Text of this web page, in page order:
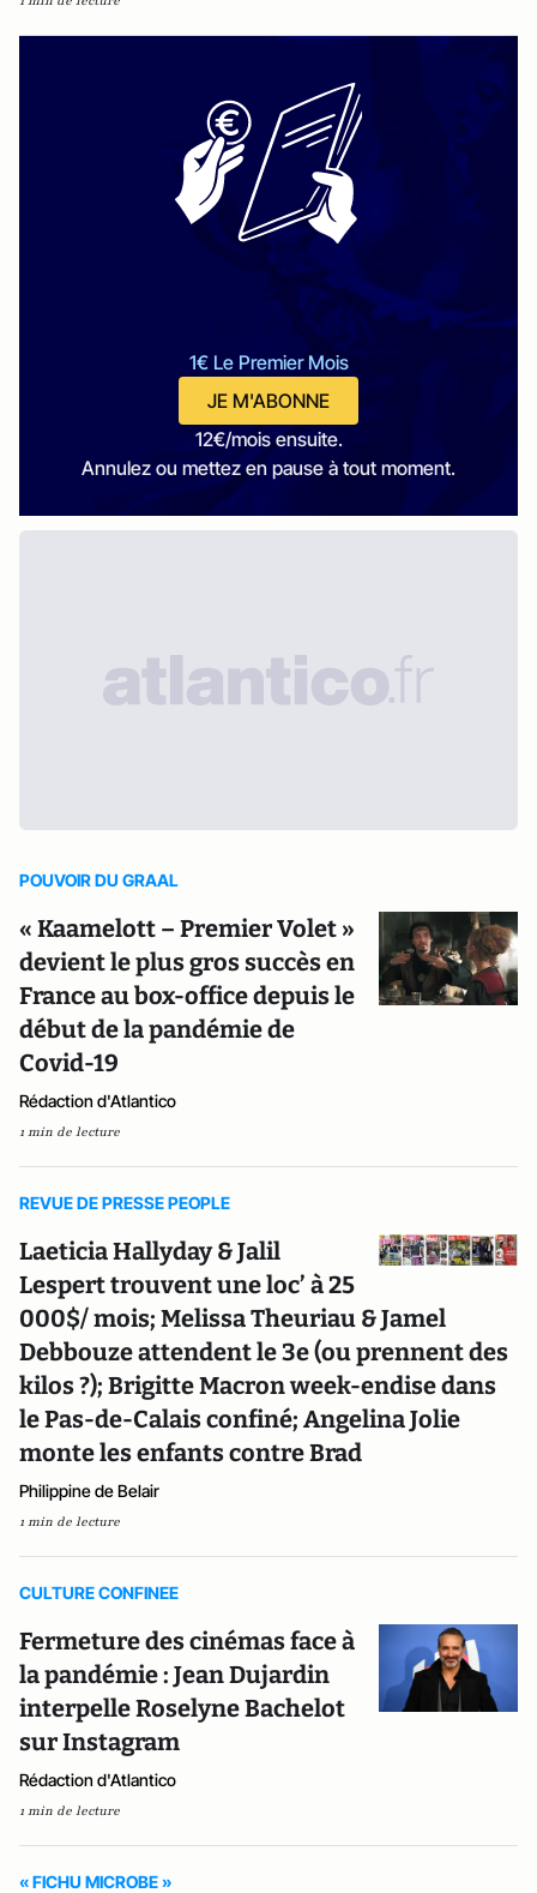
1€ Le Premier Mois
JE M'ABONNE
12€/mois ensuite.
Annulez ou mettez en pause à tout moment.
POUVOIR DU GRAAL
« Kaamelott – Premier Volet »
devient le plus gros succès en
France au box-office depuis le
début de la pandémie de
Covid-19
Rédaction d'Atlantico
1 min de lecture
REVUE DE PRESSE PEOPLE
Laeticia Hallyday & Jalil
Lespert trouvent une loc’ à 25
000$/ mois; Melissa Theuriau & Jamel
Debbouze attendent le 3e (ou prennent des
kilos ?); Brigitte Macron week-endise dans
le Pas-de-Calais confiné; Angelina Jolie
monte les enfants contre Brad
Philippine de Belair
1 min de lecture
CULTURE CONFINEE
Fermeture des cinémas face à
la pandémie : Jean Dujardin
interpelle Roselyne Bachelot
sur Instagram
Rédaction d'Atlantico
1 min de lecture
« FICHU MICROBE »